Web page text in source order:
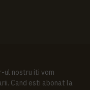
ul nostru iti vom
Cand esti abonat la